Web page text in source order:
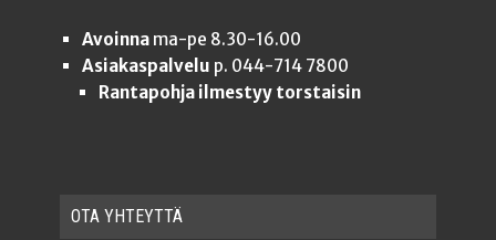
Avoinnama-pe 8.30-16.00
Asiakaspalvelu p. 044-714 7800
Rantapohja ilmestyy torstaisin
OTA YHTEYT­TÄ